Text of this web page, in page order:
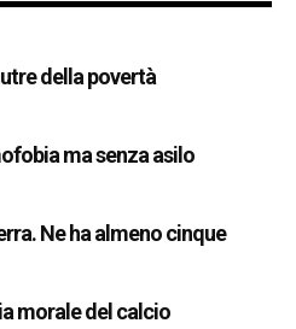
della povertà
ma senza asilo
Ne ha almeno cinque
morale del calcio